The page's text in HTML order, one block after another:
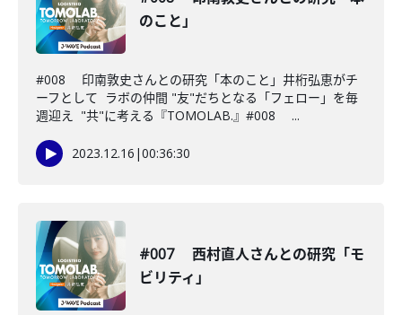
のこと」
#008 印南敦史さんとの研究「本のこと」井桁弘恵がチ
ーフとして ラボの仲間 "友"だちとなる「フェロー」を毎
週迎え "共"に考える『TOMOLAB.』#008 ...
2023.12.16 |00:36:30
#007 西村直人さんとの研究「モ
ビリティ」